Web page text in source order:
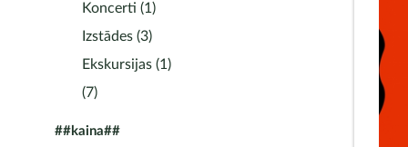
Koncerti (1)
Izstādes (3)
Ekskursijas (1)
(7)
##kaina##